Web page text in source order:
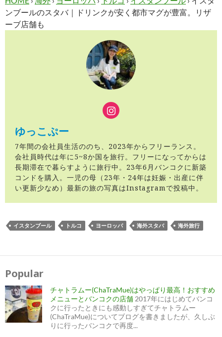
ンブールのスタバ｜ドリンクが安く都市マグが豊富。リザ
ーブ店舗も
ゆっこぷー
7年間の会社員生活ののち、2023年からフリーランス。
会社員時代は年に5~8か国を旅行。フリーになってからは
長期滞在で暮らすように旅行中。23年6月バンコクに新築
コンドを購入。一児の母（23年・24年は妊娠・出産に伴
い更新少なめ）最新の旅の写真はInstagramで投稿中。
イスタンブール トルコ ヨーロッパ 海外スタバ 海外旅行
投
ビ
ゲ
ー
シ
ョ
ン
Popular
チャトラムー(ChaTraMue)はやっぱり最高！おすすめ
メニューとバンコクの店舗 2017年にはじめてバンコ
クに行ったときにも感動しすぎてチャトラムー
(ChaTraMue)についてブログを書きましたが、久しぶ
りに行ったバンコクで再度...